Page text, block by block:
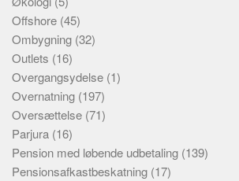
Offshore (45)
Ombygning (32)
Outlets (16)
Overgangsydelse (1)
Overnatning (197)
Oversættelse (71)
Parjura (16)
Pension med løbende udbetaling (139)
Pensionsafkastbeskatning (17)